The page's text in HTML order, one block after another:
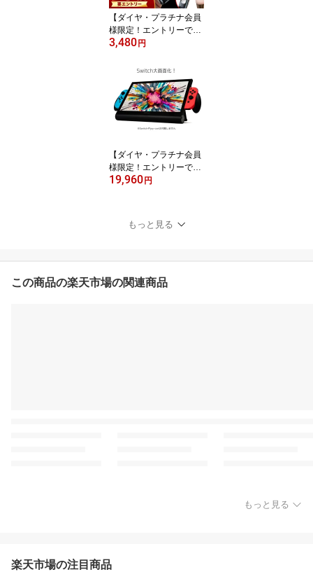
フ コンペ景品
【ダイヤ・プラチナ会員
様限定！エントリーでポ
イント10倍！】アルコー
規則対応品 国家公安委員
会基準 業務用 アルコー
ル検知器 高精度 非接触
簡単測定 飲酒運転防止
アルコール検査 検知器
センサー
3,480 円
【ダイヤ・プラチナ会員
様限定！エントリーでポ
イント10倍！】Switch特
ブルモニター PTG-01 S
witch大画面 モバイルモ
19,960 円
もっと見る
この商品の楽天市場の関連商品
もっと見る
楽天市場の注目商品